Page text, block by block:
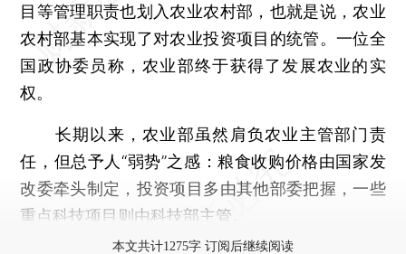
目等管理职责也划入农业农村部，也就是说，农业
农村部基本实现了对农业投资项目的统管。一位全
国政协委员称，农业部终于获得了发展农业的实
权。
长期以来，农业部虽然肩负农业主管部门责
任，但总予人“弱势”之感：粮食收购价格由国家发
改委牵头制定，投资项目多由其他部委把握，一些
重点科技项目则由科技部主管。
本文共计1275字 订阅后继续阅读